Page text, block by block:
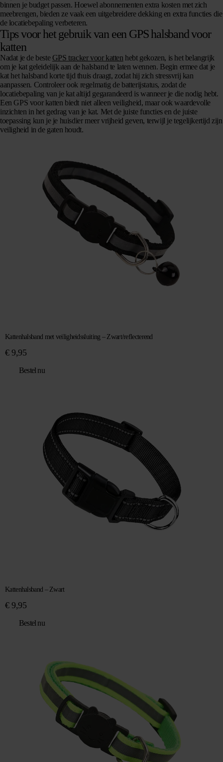
binnen je budget passen. Hoewel abonnementen extra kosten met zich
meebrengen, bieden ze vaak een uitgebreidere dekking en extra functies die
de locatiebepaling verbeteren.
Tips voor het gebruik van een GPS halsband voor
katten
Nadat je de beste GPS tracker voor katten hebt gekozen, is het belangrijk
om je kat geleidelijk aan de halsband te laten wennen. Begin ermee dat je
kat het halsband korte tijd thuis draagt, zodat hij zich stressvrij kan
aanpassen. Controleer ook regelmatig de batterijstatus, zodat de
locatiebepaling van je kat altijd gegarandeerd is wanneer je die nodig hebt.
Een GPS voor katten biedt niet alleen veiligheid, maar ook waardevolle
inzichten in het gedrag van je kat. Met de juiste functies en de juiste
toepassing kun je je huisdier meer vrijheid geven, terwijl je tegelijkertijd zijn
veiligheid in de gaten houdt.
Kattenhalsband met veiligheidssluiting – Zwart/reflecterend
€9,95
Bestel nu
Kattenhalsband – Zwart
€9,95
Bestel nu